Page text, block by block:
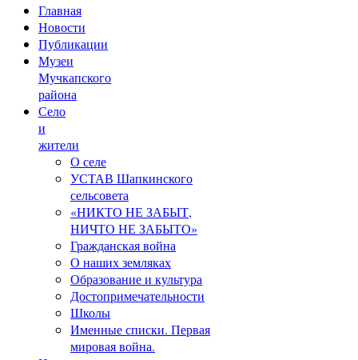
Главная
Новости
Публикации
Музеи
Мучкапского
района
Село
и
жители
О селе
УСТАВ Шапкинского
сельсовета
«НИКТО НЕ ЗАБЫТ,
НИЧТО НЕ ЗАБЫТО»
Гражданская война
О наших земляках
Образование и культура
Достопримечательности
Школы
Именные списки. Первая
мировая война.